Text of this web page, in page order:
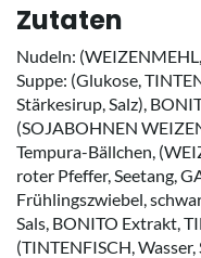
Zutaten
Nudeln:
Suppe: (Glukose,
Stärkesirup, Salz),
(SOJABOHNEN
Tempura-Bällchen,
roter Pfeffer, Seetang,
Frühlingszwiebel,
Sals, BONITO Extrakt,
(TINTENFISCH,